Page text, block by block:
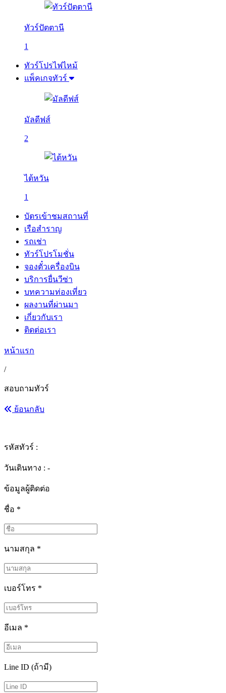
ทัวร์ปัตตานี
1
ทัวร์โปรไฟไหม้
แพ็คเกจทัวร์
มัลดีฟส์
2
ไต้หวัน
1
บัตรเข้าชมสถานที่
เรือสำราญ
รถเช่า
ทัวร์โปรโมชั่น
จองตั๋วเครื่องบิน
บริการยื่นวีซ่า
บทความท่องเที่ยว
ผลงานที่ผ่านมา
เกี่ยวกับเรา
ติดต่อเรา
หน้าแรก
/
สอบถามทัวร์
ย้อนกลับ
รหัสทัวร์ :
วันเดินทาง : -
ข้อมูลผู้ติดต่อ
ชื่อ *
นามสกุล *
เบอร์โทร *
อีเมล *
Line ID (ถ้ามี)